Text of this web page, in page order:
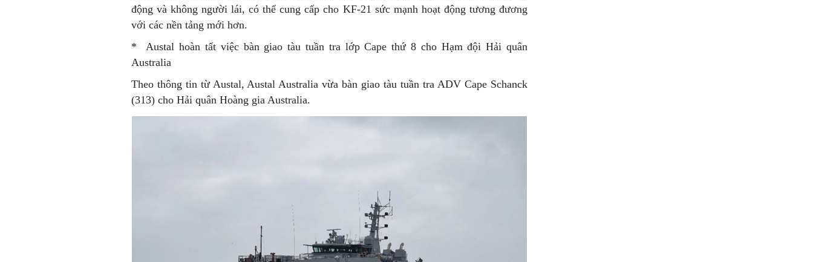
động và không người lái, có thể cung cấp cho KF-21 sức mạnh hoạt động tương đương
với các nền tảng mới hơn.
* Austal hoàn tất việc bàn giao tàu tuần tra lớp Cape thứ 8 cho Hạm đội Hải quân
Australia
Theo thông tin từ Austal, Austal Australia vừa bàn giao tàu tuần tra ADV Cape Schanck
(313) cho Hải quân Hoàng gia Australia.